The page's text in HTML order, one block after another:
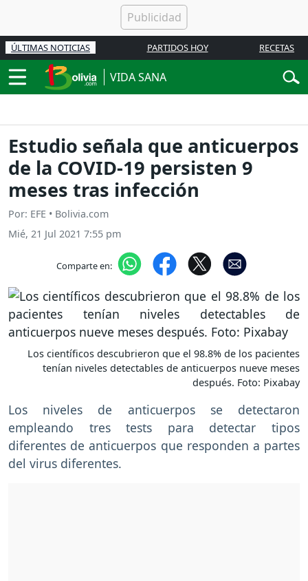
ÚLTIMAS NOTICIAS PARTIDOS HOY RECETAS
VIDA SANA
Estudio señala que anticuerpos
de la COVID-19 persisten 9
meses tras infección
Por: EFE • Bolivia.com
Mié, 21 Jul 2021 7:55 pm
Comparte en:
Los científicos descubrieron que el 98.8% de los pacientes
tenían niveles detectables de anticuerpos nueve meses
después. Foto: Pixabay
Los niveles de anticuerpos se detectaron
empleando tres tests para detectar tipos
diferentes de anticuerpos que responden a partes
del virus diferentes.